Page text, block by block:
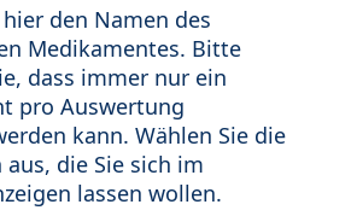
den Namen des
Medikamentes. Bitte
dass immer nur ein
pro Auswertung
kann. Wählen Sie die
aus, die Sie sich im
lassen wollen.